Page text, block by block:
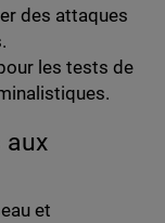
des attaques
les tests de
et